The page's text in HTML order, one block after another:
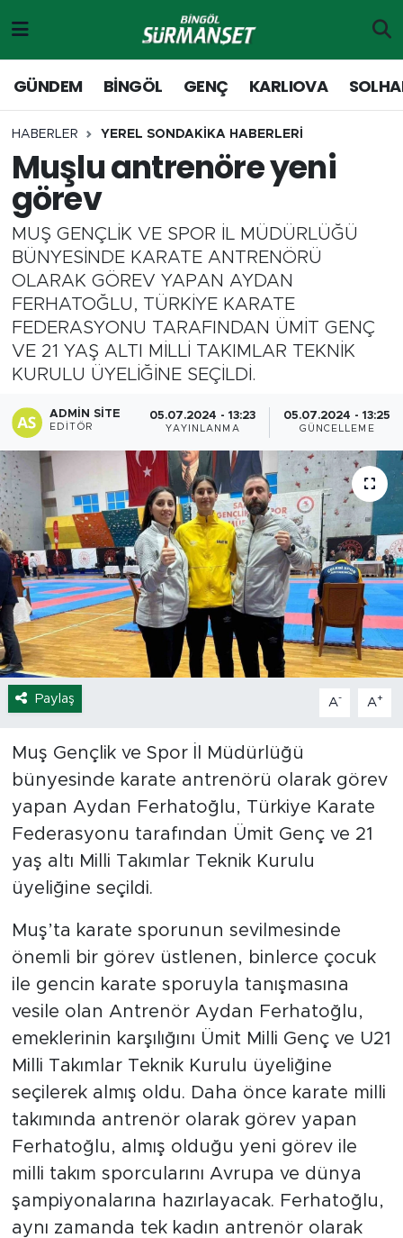
GÜNDEM BİNGÖL GENÇ KARLIOVA
HABERLER YEREL SONDAKİKA HABERLERİ
Muşlu antrenöre yeni
görev
MUŞ GENÇLİK VE SPOR İL MÜDÜRLÜĞÜ
BÜNYESİNDE KARATE ANTRENÖRÜ
OLARAK GÖREV YAPAN AYDAN
FERHATOĞLU, TÜRKİYE KARATE
FEDERASYONU TARAFINDAN ÜMİT GENÇ
VE 21 YAŞ ALTI MİLLİ TAKIMLAR TEKNİK
KURULU ÜYELİĞİNE SEÇİLDİ.
ADMIN SITE
EDITÖR
05.07.2024 - 13:23
YAYINLANMA
05.07.2024 - 13:25
GÜNCELLEME
Paylaş A- A+
Muş Gençlik ve Spor İl Müdürlüğü
bünyesinde karate antrenörü olarak görev
yapan Aydan Ferhatoğlu, Türkiye Karate
Federasyonu tarafından Ümit Genç ve 21
yaş altı Milli Takımlar Teknik Kurulu
üyeliğine seçildi.
Muş’ta karate sporunun sevilmesinde
önemli bir görev üstlenen, binlerce çocuk
ile gencin karate sporuyla tanışmasına
vesile olan Antrenör Aydan Ferhatoğlu,
emeklerinin karşılığını Ümit Milli Genç ve U21
Milli Takımlar Teknik Kurulu üyeliğine
seçilerek almış oldu. Daha önce karate milli
takımında antrenör olarak görev yapan
Ferhatoğlu, almış olduğu yeni görev ile
milli takım sporcularını Avrupa ve dünya
şampiyonalarına hazırlayacak. Ferhatoğlu,
aynı zamanda tek kadın antrenör olarak
Genç
Solhan
Karlıova
Adaklı-Kiğı
Yayladere-Yedisu
MD Prestij Dergisi
Yaşam
Sağlık
Eğitim
Ekonomi
Hava Durumu
Tavz Der
Bingöl Kaza Haberleri
Merkez Hava Durumu
Merkez Trafik Yoğunluk Haritası
Süper Lig Puan Durumu ve Fikstür
Tüm Manşetler
Son Dakika Haberleri
Haber Arşivi